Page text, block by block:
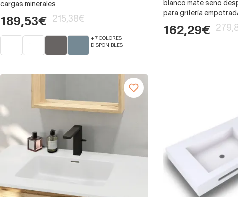
cargas minerales
189,53€ 215,38€
+ 7 COLORES
DISPONIBLES
blanco mate seno
para grifería
162,29€